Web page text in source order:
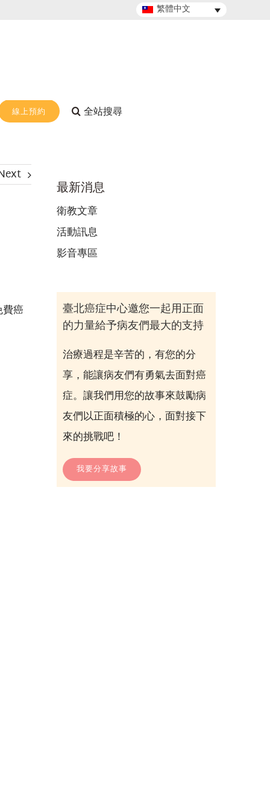
繁體中文
線上預約
癌
最新消息
衛教文章
活動訊息
影音專區
臺北癌症中心邀您一起用正面
的力量給予病友們最大的支持
治療過程是辛苦的，有您的分
享，能讓病友們有勇氣去面對癌
症。讓我們用您的故事來鼓勵病
友們以正面積極的心，面對接下
來的挑戰吧！
我要分享故事